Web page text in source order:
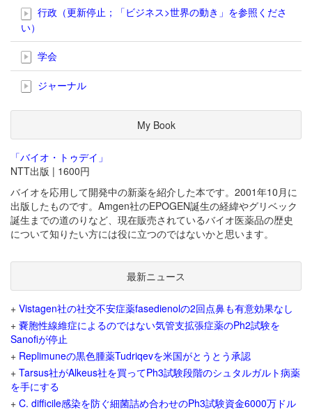
行政（更新停止；「ビジネス>世界の動き」を参照くださ
い）
学会
ジャーナル
My Book
「バイオ・トゥデイ」
NTT出版 | 1600円
バイオを応用して開発中の新薬を紹介した本です。2001年10月に
出版したものです。Amgen社のEPOGEN誕生の経緯やグリベック
誕生までの道のりなど、現在販売されているバイオ医薬品の歴史
について知りたい方には役に立つのではないかと思います。
最新ニュース
+ Vistagen社の社交不安症薬fasedienolの2回点鼻も有意効果なし
+ 嚢胞性線維症によるのではない気管支拡張症薬のPh2試験を
Sanofiが停止
+ Replimuneの黒色腫薬Tudriqevを米国がとうとう承認
+ Tarsus社がAlkeus社を買ってPh3試験段階のシュタルガルト病薬
を手にする
+ C. difficile感染を防ぐ細菌詰め合わせのPh3試験資金6000万ドル